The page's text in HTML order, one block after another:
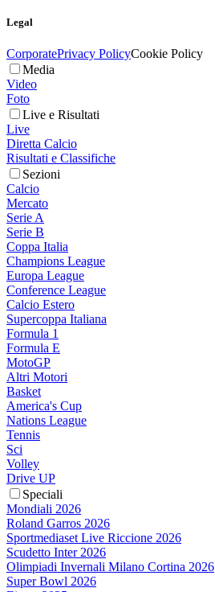
Legal
CorporatePrivacy PolicyCookie Policy
Media
Video
Foto
Live e Risultati
Live
Diretta Calcio
Risultati e Classifiche
Sezioni
Calcio
Mercato
Serie A
Serie B
Coppa Italia
Champions League
Europa League
Conference League
Calcio Estero
Supercoppa Italiana
Formula 1
Formula E
MotoGP
Altri Motori
Basket
America's Cup
Nations League
Tennis
Sci
Volley
Drive UP
Speciali
Mondiali 2026
Roland Garros 2026
Sportmediaset Live Riccione 2026
Scudetto Inter 2026
Olimpiadi Invernali Milano Cortina 2026
Super Bowl 2026